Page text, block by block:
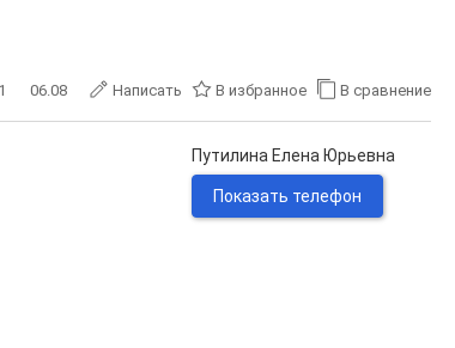
1 06.08 Написать В избранное В сравнение
Путилина Елена Юрьевна
Показать телефон